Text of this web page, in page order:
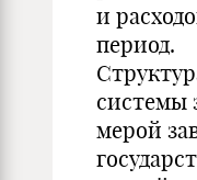
и
период.
системы
мерой